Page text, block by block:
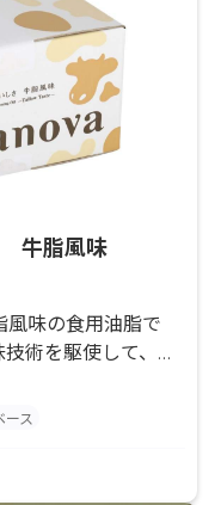
牛脂風味
風味の食用油脂で
術を駆使して、植
クやうまみを創り
ース